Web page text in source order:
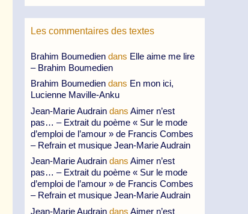
Les commentaires des textes
Brahim Boumedien dans Elle aime me lire
– Brahim Boumedien
Brahim Boumedien dans En mon ici,
Lucienne Maville-Anku
Jean-Marie Audrain dans Aimer n’est
pas… – Extrait du poème « Sur le mode
d’emploi de l’amour » de Francis Combes
– Refrain et musique Jean-Marie Audrain
Jean-Marie Audrain dans Aimer n’est
pas… – Extrait du poème « Sur le mode
d’emploi de l’amour » de Francis Combes
– Refrain et musique Jean-Marie Audrain
Jean-Marie Audrain dans Aimer n’est